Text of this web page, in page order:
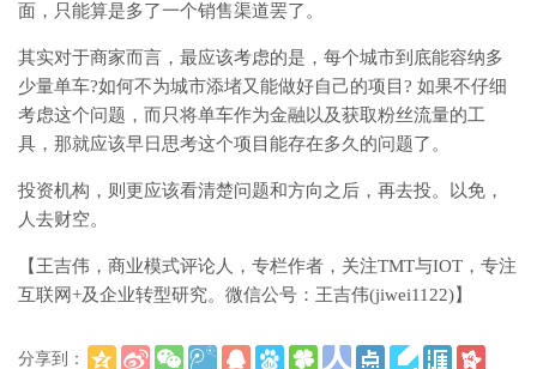
面，只能算是多了一个销售渠道罢了。
其实对于商家而言，最应该考虑的是，每个城市到底能容纳多
少量单车?如何不为城市添堵又能做好自己的项目? 如果不仔细
考虑这个问题，而只将单车作为金融以及获取粉丝流量的工
具，那就应该早日思考这个项目能存在多久的问题了。
投资机构，则更应该看清楚问题和方向之后，再去投。以免，
人去财空。
【王吉伟，商业模式评论人，专栏作者，关注TMT与IOT，专注
互联网+及企业转型研究。微信公号：王吉伟(jiwei1122)】
分享到：